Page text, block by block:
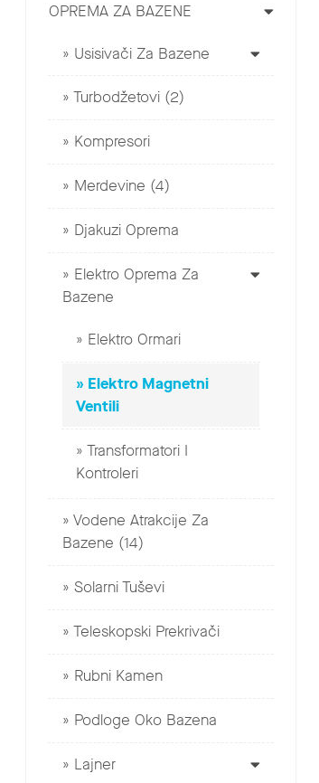
OPREMA ZA BAZENE
Usisivači Za Bazene
Turbodžetovi (2)
Kompresori
Merdevine (4)
Djakuzi Oprema
Elektro Oprema Za
Bazene
Elektro Ormari
Elektro Magnetni
Ventili
Transformatori I
Kontroleri
Vodene Atrakcije Za
Bazene (14)
Solarni Tuševi
Teleskopski Prekrivači
Rubni Kamen
Podloge Oko Bazena
Lajner